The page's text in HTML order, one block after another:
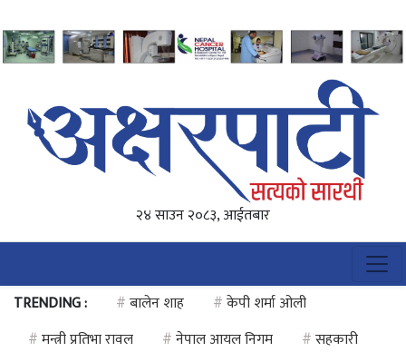
२४ साउन २०८३, आईतबार
TRENDING : #बालेन शाह #केपी शर्मा ओली
#मन्त्री प्रतिभा रावल #नेपाल आयल निगम #सहकारी